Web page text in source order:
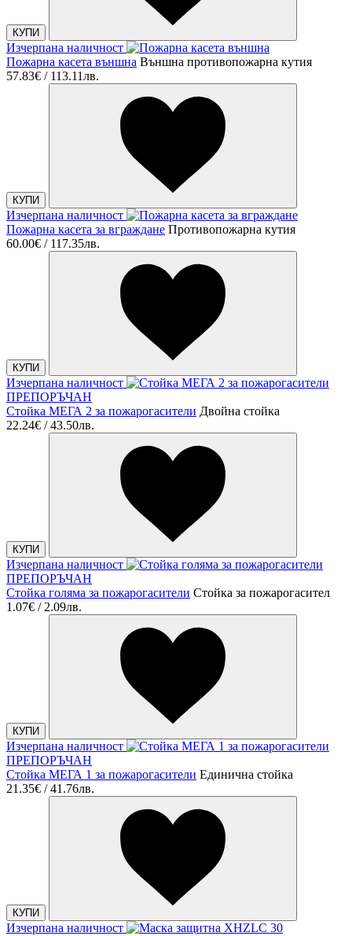
КУПИ
Изчерпана наличност
Пожарна касета външна Външна противопожарна кутия
57.83€ / 113.11лв.
КУПИ
Изчерпана наличност
Пожарна касета за вграждане Противопожарна кутия
60.00€ / 117.35лв.
КУПИ
Изчерпана наличност
ПРЕПОРЪЧАН
Стойка МЕГА 2 за пожарогасители Двойна стойка
22.24€ / 43.50лв.
КУПИ
Изчерпана наличност
ПРЕПОРЪЧАН
Стойка голяма за пожарогасители Стойка за пожарогасител
1.07€ / 2.09лв.
КУПИ
Изчерпана наличност
ПРЕПОРЪЧАН
Стойка МЕГА 1 за пожарогасители Единична стойка
21.35€ / 41.76лв.
КУПИ
Изчерпана наличност